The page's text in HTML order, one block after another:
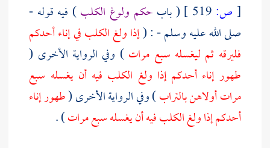
[ ص: ( باب حكم ولوغ الكلب) فيه قوله -
صلى الله عليه وسلم - : (إذا ولغ الكلب في إناء أحدكم
فليرقه ثم ليغسله سبع مرات) وفي الرواية الأخرى (
طهور إناء أحدكم إذا ولغ الكلب فيه أن يغسله سبع
مرات أولاهن بالتراب) وفي الرواية الأخرى (طهور إناء
أحدكم إذا ولغ الكلب فيه أن يغسله سبع مرات) .